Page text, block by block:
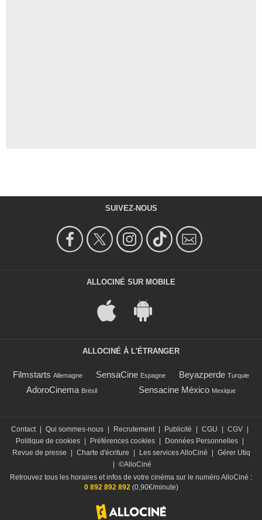
SUIVEZ-NOUS
ALLOCINÉ SUR MOBILE
ALLOCINÉ À L'ÉTRANGER
Filmstarts Allemagne SensaCine Espagne Beyazperde Turquie
AdoroCinema Brésil Sensacine México Mexique
Contact Qui sommes-nous Recrutement Publicité CGU CGV
Politique de cookies
Préférences cookies Données Personnelles
Revue de presse
Charte d'écriture Les services AlloCiné
Gérer Utiq
©AlloCiné
Retrouvez tous les horaires et infos de votre cinéma sur le numéro AlloCiné :
0 892 892 892(0,90€/minute)